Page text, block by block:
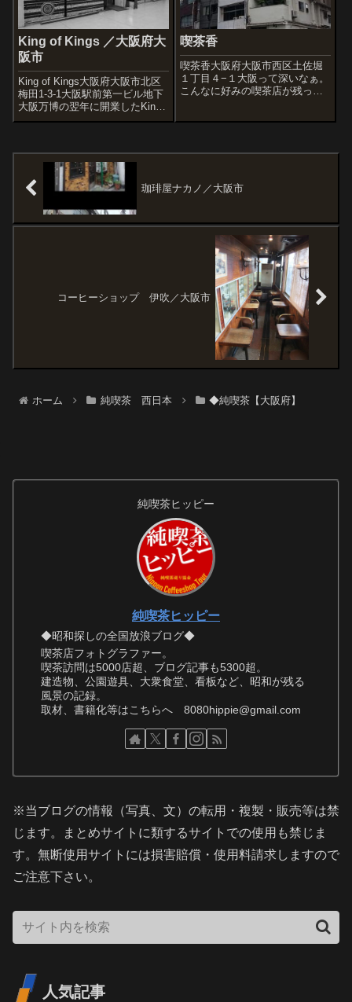
King of Kings ／大阪府大
阪市
King of Kings大阪府大阪市北区
梅田1-3-1大阪駅前第一ビル地下
大阪万博の翌年に開業したKing
of Kings。 まずはモノクロで撮
日本を代表するラウンジ...
喫茶香
喫茶香大阪府大阪市西区土佐堀
１丁目４−１大阪って深いなぁ。
こんなに好みの喫茶店が残って
珈。たまにみかけるこの照明器
珈琲屋ナカノ／大阪市
コーヒーショップ 伊吹／大阪市
ホーム 純喫茶 西日本 ◆純喫茶【大阪府】
純喫茶ヒッピー
純喫茶ヒッピー
◆昭和探しの全国放浪ブログ◆
喫茶店フォトグラファー。
喫茶訪問は5000店超、ブログ記事も5300超。
建造物、公園遊具、大衆食堂、看板など、昭和が残る
風景の記録。
取材、書籍化等はこちらへ 8080hippie@gmail.com
※当ブログの情報（写真、文）の転用・複製・販売等は禁
じます。まとめサイトに類するサイトでの使用も禁じま
す。無断使用サイトには損害賠償・使用料請求しますので
ご注意下さい。
人気記事